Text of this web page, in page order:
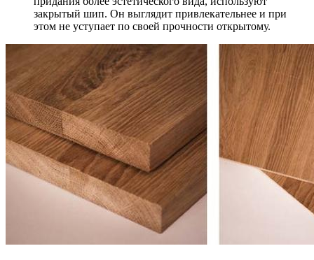
закрытый шип. Он выглядит привлекательнее и при
этом не уступает по своей прочности открытому.